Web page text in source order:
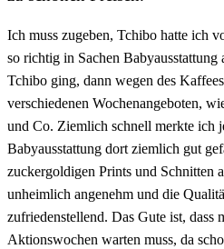
Ich muss zugeben, Tchibo hatte ich
so richtig in Sachen
Tchibo ging, dann wegen des
verschiedenen Wochenangeboten,
und Co. Ziemlich schnell merkte ich
Babyausstattung dort ziemlich gut
zuckergoldigen Prints und Schnitten
unheimlich angenehm und die
zufriedenstellend. Das Gute ist, dass
Aktionswochen warten muss, da